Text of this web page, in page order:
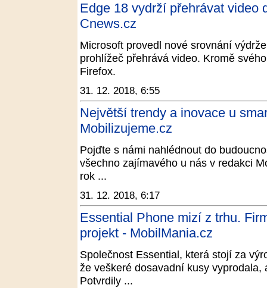
Edge 18 vydrží přehrávat video
Cnews.cz
Microsoft provedl nové srovnání
prohlížeč přehrává video. Kromě
Firefox.
31. 12. 2018, 6:55
Největší trendy a inovace u
Mobilizujeme.cz
Pojďte s námi nahlédnout do
všechno zajímavého u nás v redakci
rok ...
31. 12. 2018, 6:17
Essential Phone mizí z trhu.
projekt - MobilMania.cz
Společnost Essential, která stojí za
že veškeré dosavadní kusy
Potvrdily ...